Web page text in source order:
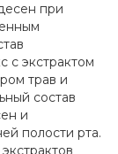
при
с экстрактом
трав и
состав
и
полости рта.